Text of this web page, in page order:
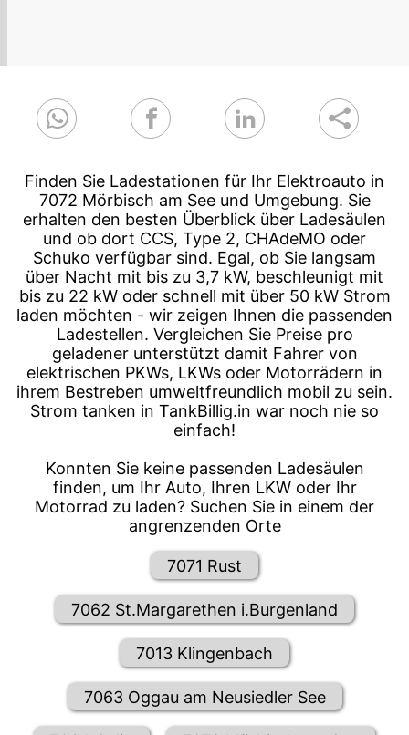
Finden Sie Ladestationen für Ihr Elektroauto in
7072 Mörbisch am See und Umgebung. Sie
erhalten den besten Überblick über Ladesäulen
und ob dort CCS, Type 2, CHAdeMO oder
Schuko verfügbar sind. Egal, ob Sie langsam
über Nacht mit bis zu 3,7 kW, beschleunigt mit
bis zu 22 kW oder schnell mit über 50 kW Strom
laden möchten - wir zeigen Ihnen die passenden
Ladestellen. Vergleichen Sie Preise pro
geladener unterstützt damit Fahrer von
elektrischen PKWs, LKWs oder Motorrädern in
ihrem Bestreben umweltfreundlich mobil zu sein.
Strom tanken in TankBillig.in war noch nie so
einfach!
Konnten Sie keine passenden Ladesäulen
finden, um Ihr Auto, Ihren LKW oder Ihr
Motorrad zu laden? Suchen Sie in einem der
angrenzenden Orte
7071 Rust
7062 St.Margarethen i.Burgenland
7013 Klingenbach
7063 Oggau am Neusiedler See